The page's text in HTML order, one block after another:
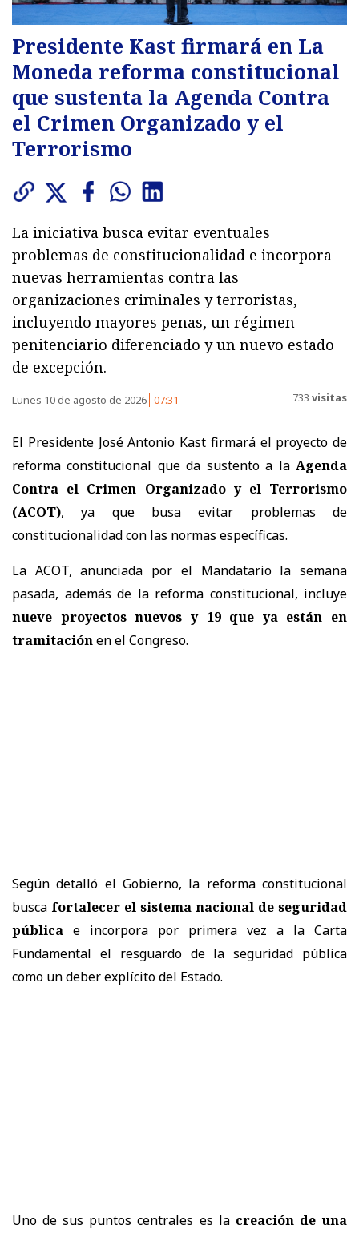
Presidente Kast firmará en La
Moneda reforma constitucional
que sustenta la Agenda Contra
el Crimen Organizado y el
Terrorismo
La iniciativa busca evitar eventuales
problemas de constitucionalidad e incorpora
nuevas herramientas contra las
organizaciones criminales y terroristas,
incluyendo mayores penas, un régimen
penitenciario diferenciado y un nuevo estado
de excepción.
Lunes 10 de agosto de 2026 07:31 733 visitas
El Presidente José Antonio Kast firmará el proyecto de
reforma constitucional que da sustento a la Agenda
Contra el Crimen Organizado y el Terrorismo
(ACOT), ya que busa evitar problemas de
constitucionalidad con las normas específicas.
La ACOT, anunciada por el Mandatario la semana
pasada, además de la reforma constitucional, incluye
nueve proyectos nuevos y 19 que ya están en
tramitaciónen el Congreso.
Según detalló el Gobierno, la reforma constitucional
busca fortalecer el sistema nacional de seguridad
pública e incorpora por primera vez a la Carta
Fundamental el resguardo de la seguridad pública
como un deber explícito del Estado.
Uno de sus puntos centrales es la creación de una